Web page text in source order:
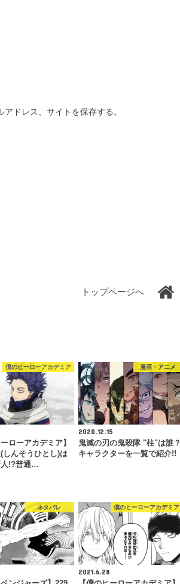
ドレス、サイトを保存する。
トップページへ
僕のヒーローアカデミア
ーローアカデミア】
しんそうひとし)は
人!?普通…
漫画・アニメ
2020.12.15
鬼滅の刃の鬼殺隊 "柱"は誰？
キャラクターを一覧で紹介!!
ネタバレ 僕のヒーローアカデミア
2021.6.28